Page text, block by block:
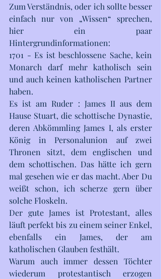
Zum Verständnis, oder ich sollte besser
einfach nur von „Wissen“ sprechen,
hier ein paar
Hintergrundinformationen:
1701 - Es ist beschlossene Sache, kein
Monarch darf mehr katholisch sein
und auch keinen katholischen Partner
haben.
Es ist am Ruder : James II aus dem
Hause Stuart, die schottische Dynastie,
deren Abkömmling James I, als erster
König in Personalunion auf zwei
Thronen sitzt, dem englischen und
dem schottischen. Das hätte ich gern
mal gesehen wie er das macht. Aber Du
weißt schon, ich scherze gern über
solche Floskeln.
Der gute James ist Protestant, alles
läuft perfekt bis zu einem seiner Enkel,
ebenfalls ein James, der am
katholischen Glauben festhält.
Warum auch immer dessen Töchter
wiederum protestantisch erzogen